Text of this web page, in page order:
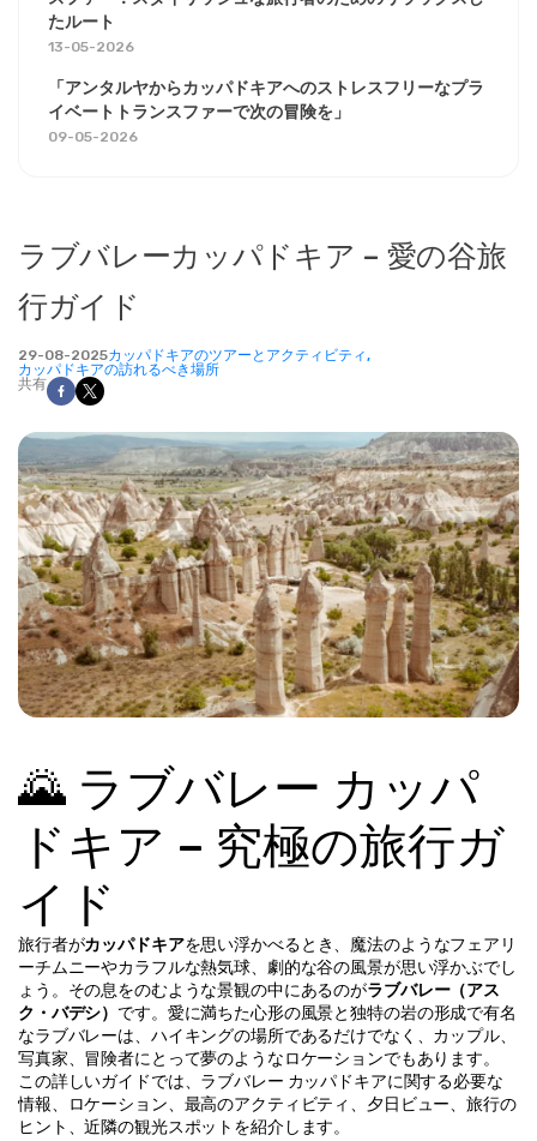
ラブバレーカッパドキア – 愛の谷旅
行ガイド
29-08-2025カッパドキアのツアーとアクティビティ,
カッパドキアの訪れるべき場所
共有
🌄 ラブバレー カッパ
ドキア – 究極の旅行ガ
イド
旅行者がカッパドキアを思い浮かべるとき、魔法のようなフェアリ
ーチムニーやカラフルな熱気球、劇的な谷の風景が思い浮かぶでし
ょう。その息をのむような景観の中にあるのがラブバレー（アス
ク・バデシ） です。愛に満ちた心形の風景と独特の岩の形成で有名
なラブバレーは、ハイキングの場所であるだけでなく、カップル、
写真家、冒険者にとって夢のようなロケーションでもあります。
この詳しいガイドでは、ラブバレー カッパドキアに関する必要な
情報、ロケーション、最高のアクティビティ、夕日ビュー、旅行の
ヒント、近隣の観光スポットを紹介します。
たルート
13-05-2026
「アンタルヤからカッパドキアへのストレスフリーなプラ
イベートトランスファーで次の冒険を」
09-05-2026